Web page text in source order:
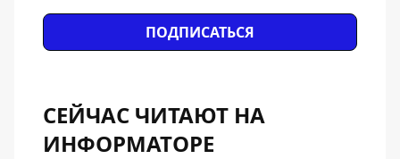
ПОДПИСАТЬСЯ
СЕЙЧАС ЧИТАЮТ НА
ИНФОРМАТОРЕ